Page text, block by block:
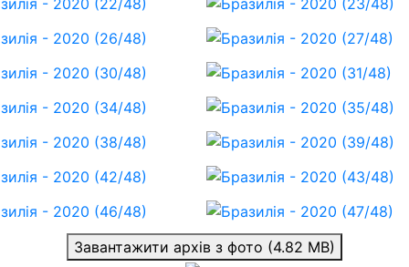
Завантажити архів з фото (4.82 MB)